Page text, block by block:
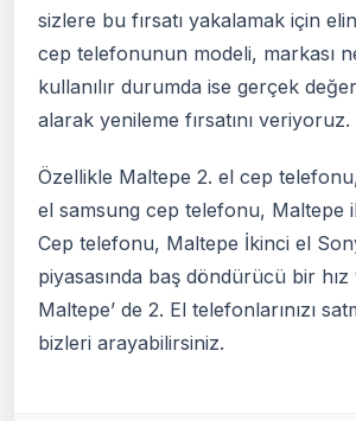
sizlere bu fırsatı yakalamak için
cep telefonunun modeli, markası
kullanılır durumda ise gerçek
alarak yenileme fırsatını veriyoruz.
Özellikle Maltepe 2. el cep
el samsung cep telefonu, Maltepe
Cep telefonu, Maltepe İkinci el
piyasasında baş döndürücü bir hız
Maltepe’ de 2. El telefonlarınızı
bizleri arayabilirsiniz.